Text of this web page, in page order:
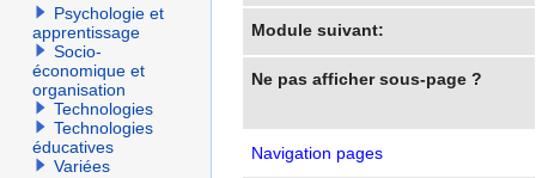
Module suivant:
Ne pas afficher sous-page ?
Navigation pages
Psychologie et
apprentissage
Socio-
économique et
organisation
Technologies
Technologies
éducatives
Variées